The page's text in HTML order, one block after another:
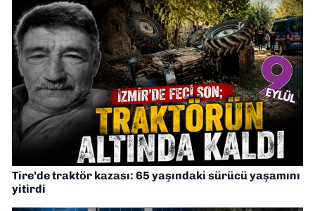
Tire’de traktör kazası: 65 yaşındaki sürücü yaşamını
yitirdi